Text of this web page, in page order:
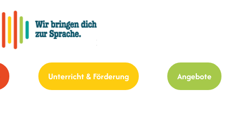
Unterricht & Förderung Angebote